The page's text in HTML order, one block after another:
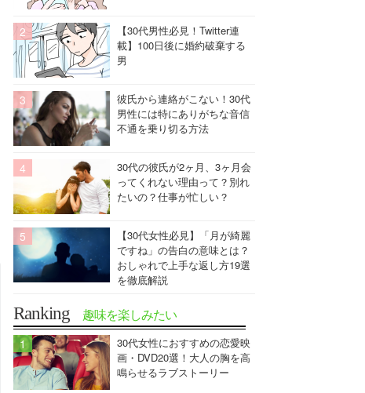
【30代男性必見！Twitter連
載】100日後に婚約破棄する
男
彼氏から連絡がこない！30代
男性には特にありがちな音信
不通を乗り切る方法
30代の彼氏が2ヶ月、3ヶ月会
ってくれない理由って？別れ
たいの？仕事が忙しい？
【30代女性必見】「月が綺麗
ですね」の告白の意味とは？
おしゃれで上手な返し方19選
を徹底解説
Ranking 趣味を楽しみたい
30代女性におすすめの恋愛映
画・DVD20選！大人の胸を高
鳴らせるラブストーリー